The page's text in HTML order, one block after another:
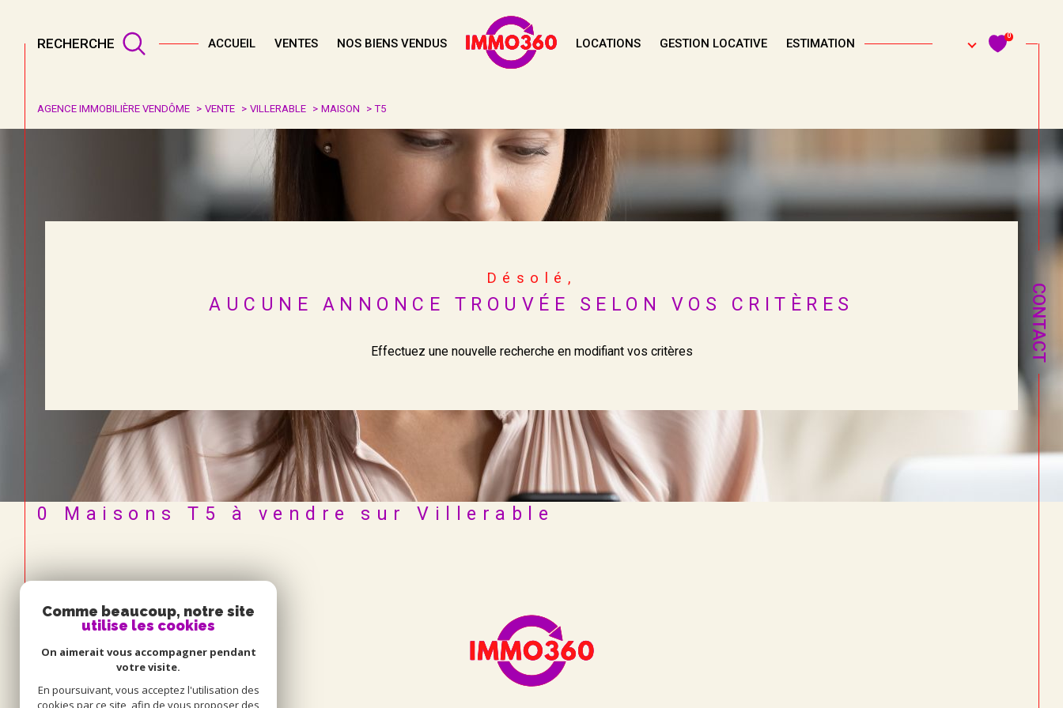
ACCUEIL VENTES NOS BIENS VENDUS LOCATIONS GESTION LOCATIVE ESTIMATION
RECHERCHE 0
CONTACT
Acheter
de l'ancien
Louer
à l'année
Estimer
BUDGET
Maison 41100 - Villerable 5 Pièces Réinitialiser les filtres
AGENCE IMMOBILIÈRE VENDÔME VENTE VILLERABLE MAISON T5
Désolé,
AUCUNE ANNONCE TROUVÉE SELON VOS CRITÈRES
Effectuez une nouvelle recherche en modifiant vos critères
0 Maisons T5 à vendre sur Villerable
Comme beaucoup, notre site
utilise les cookies
On aimerait vous accompagner pendant
votre visite.
En poursuivant, vous acceptez l'utilisation des
cookies par ce site, afin de vous proposer des